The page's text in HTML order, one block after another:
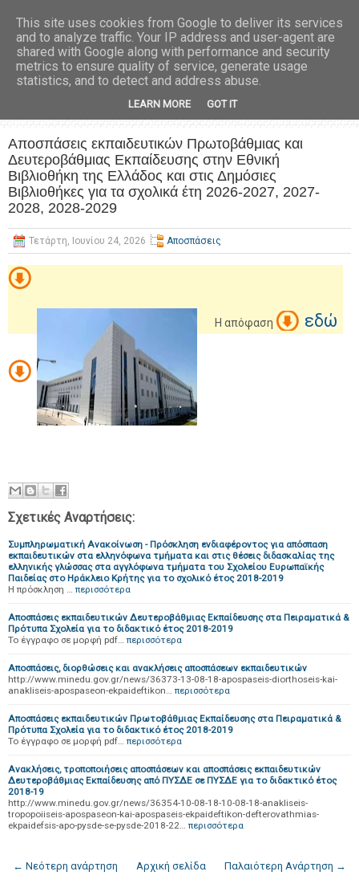
Αποσπάσεις εκπαιδευτικών Πρωτοβάθμιας και
Δευτεροβάθμιας Εκπαίδευσης στην Εθνική
Βιβλιοθήκη της Ελλάδος και στις Δημόσιες
Βιβλιοθήκες για τα σχολικά έτη 2026-2027, 2027-
2028, 2028-2029
Τετάρτη, Ιουνίου 24, 2026 Αποσπάσεις
Η απόφαση εδώ
Σχετικές Αναρτήσεις:
Συμπληρωματική Ανακοίνωση - Πρόσκληση ενδιαφέροντος για απόσπαση
εκπαιδευτικών στα ελληνόφωνα τμήματα και στις θέσεις διδασκαλίας της
ελληνικής γλώσσας στα αγγλόφωνα τμήματα του Σχολείου Ευρωπαϊκής
Παιδείας στο Ηράκλειο Κρήτης για το σχολικό έτος 2018-2019
Η πρόσκληση … περισσότερα
Αποσπάσεις εκπαιδευτικών Δευτεροβάθμιας Εκπαίδευσης στα Πειραματικά &
Πρότυπα Σχολεία για το διδακτικό έτος 2018-2019
Το έγγραφο σε μορφή pdf… περισσότερα
Αποσπάσεις, διορθώσεις και ανακλήσεις αποσπάσεων εκπαιδευτικών
http://www.minedu.gov.gr/news/36373-13-08-18-apospaseis-diorthoseis-kai-
anakliseis-apospaseon-ekpaideftikon… περισσότερα
Αποσπάσεις εκπαιδευτικών Πρωτοβάθμιας Εκπαίδευσης στα Πειραματικά &
Πρότυπα Σχολεία για το διδακτικό έτος 2018-2019
Το έγγραφο σε μορφή pdf… περισσότερα
Ανακλήσεις, τροποποιήσεις αποσπάσεων και αποσπάσεις εκπαιδευτικών
Δευτεροβάθμιας Εκπαίδευσης από ΠΥΣΔΕ σε ΠΥΣΔΕ για το διδακτικό έτος
2018-19
http://www.minedu.gov.gr/news/36354-10-08-18-10-08-18-anakliseis-
tropopoiiseis-apospaseon-kai-apospaseis-ekpaideftikon-defterovathmias-
ekpaidefsis-apo-pysde-se-pysde-2018-22… περισσότερα
← Νεότερη ανάρτηση Παλαιότερη Ανάρτηση →
Αρχική σελίδα
This site uses cookies from Google to deliver its services
and to analyze traffic. Your IP address and user-agent are
shared with Google along with performance and security
metrics to ensure quality of service, generate usage
statistics, and to detect and address abuse.
LEARN MORE GOT IT